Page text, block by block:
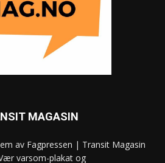
MAGASIN
av Fagpressen | Transit Magasin
varsom-plakat og